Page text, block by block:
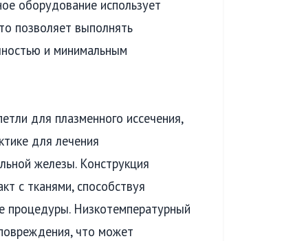
оборудование использует
позволяет выполнять
и минимальным
для плазменного иссечения,
для лечения
железы. Конструкция
с тканями, способствуя
процедуры. Низкотемпературный
что может